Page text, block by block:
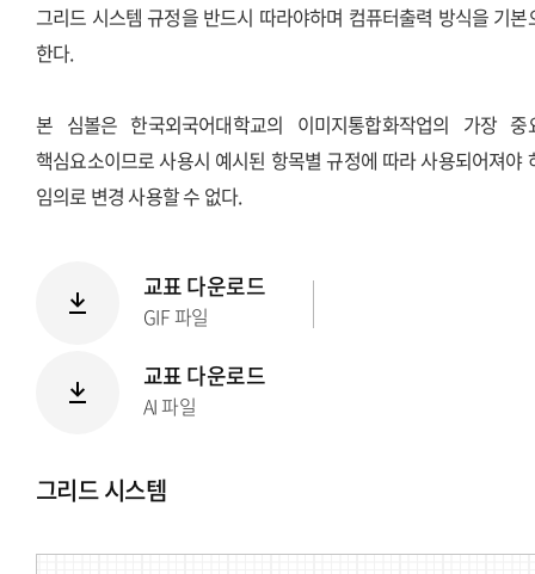
그리드 시스템 규정을 반드시 따라야하며 컴퓨터출력 방식을 기본
한다.
본 심볼은 한국외국어대학교의 이미지통합화작업의 가장 중
핵심요소이므로 사용시 예시된 항목별 규정에 따라 사용되어져야
임의로 변경 사용할 수 없다.
교표 다운로드
GIF 파일
교표 다운로드
AI 파일
그리드 시스템